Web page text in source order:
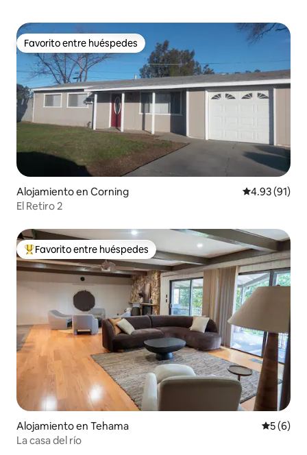
Favorito entre huéspedes
Favorito entre huéspedes
Alojamiento en Corning Calificación
4.93 (91)
El Retiro 2
Favorito entre huéspedes preferido
Favorito entre huéspedes
Alojamiento en Tehama
5 (6)
La casa del río